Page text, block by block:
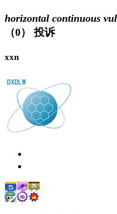
horizontal continuous
（0）
投诉
xxn